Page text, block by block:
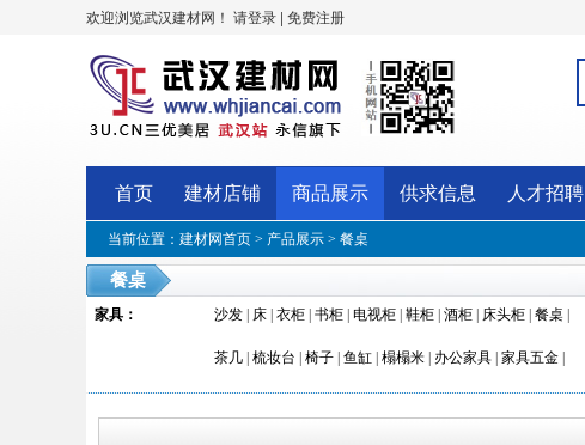
欢迎浏览武汉建材网！ 请登录 | 免费注册
首页 建材店铺 商品展示 供求信息 人才招聘
当前位置： 建材网首页 > 产品展示 > 餐桌
餐桌
家具 ： 沙发 床 衣柜 书柜 电视柜 鞋柜 酒柜 床头柜 餐桌
茶几 梳妆台 椅子 鱼缸 榻榻米 办公家具 家具五金